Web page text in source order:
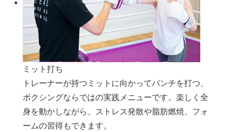
ミット打ち
トレーナーが持つミットに向かってパンチを打つ、
ボクシングならではの実践メニューです。楽しく全
身を動かしながら、ストレス発散や脂肪燃焼、フォ
ームの習得もできます。